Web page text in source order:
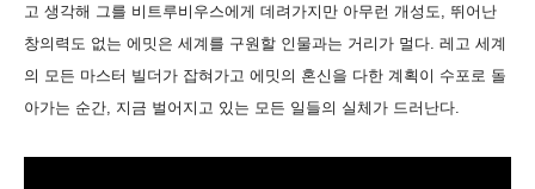
고 생각해 그를 비트루비우스에게 데려가지만 아무런 개성도, 뛰어난
창의력도 없는 에밋은 세계를 구원할 인물과는 거리가 멀다. 레고 세계
의 모든 마스터 빌더가 잡혀가고 에밋의 혼신을 다한 계획이 수포로 돌
아가는 순간, 지금 벌어지고 있는 모든 일들의 실체가 드러난다.